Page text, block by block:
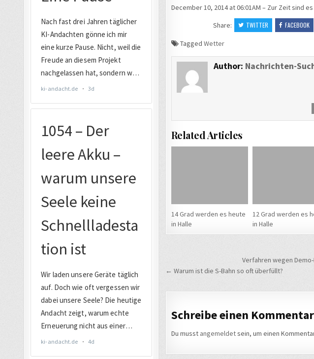
December 10, 2014 at 06:01AM – Zur Zeit sind
Share:
TWITTER FACEBOOK
Tagged Wetter
Author: Nachrichten-
Related Articles
14 Grad werden es heute
in Halle
12 Grad werden es
in Halle
Beitragsnavigation
Verfahren wegen
← Warum ist die S-Bahn so oft überfüllt?
Schreibe einen Kommentar
Du musst angemeldetsein, um einen